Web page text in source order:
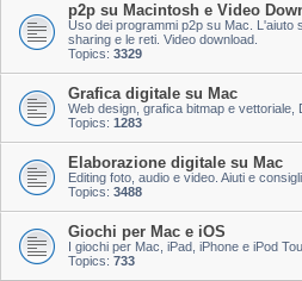
p2p su Macintosh e Video
Uso dei programmi p2p su Mac. L'aiuto
sharing e le reti. Video download.
Topics: 3329
Grafica digitale su Mac
Web design, grafica bitmap e vettoriale,
Topics: 1283
Elaborazione digitale su Mac
Editing foto, audio e video. Aiuti e consigli.
Topics: 3488
Giochi per Mac e iOS
I giochi per Mac, iPad, iPhone e iPod
Topics: 733